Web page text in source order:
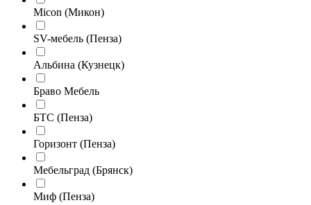
Micon (Микон)
SV-мебель (Пенза)
Альбина (Кузнецк)
Браво Мебель
БТС (Пенза)
Горизонт (Пенза)
Мебельград (Брянск)
Миф (Пенза)